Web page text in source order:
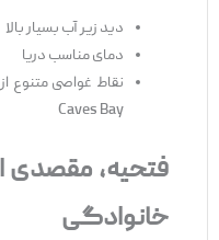
دید زیر آب بسیار بالا
دمای مناسب دریا
Caves Bay
فتحیه، مقصدی
خانوادگی